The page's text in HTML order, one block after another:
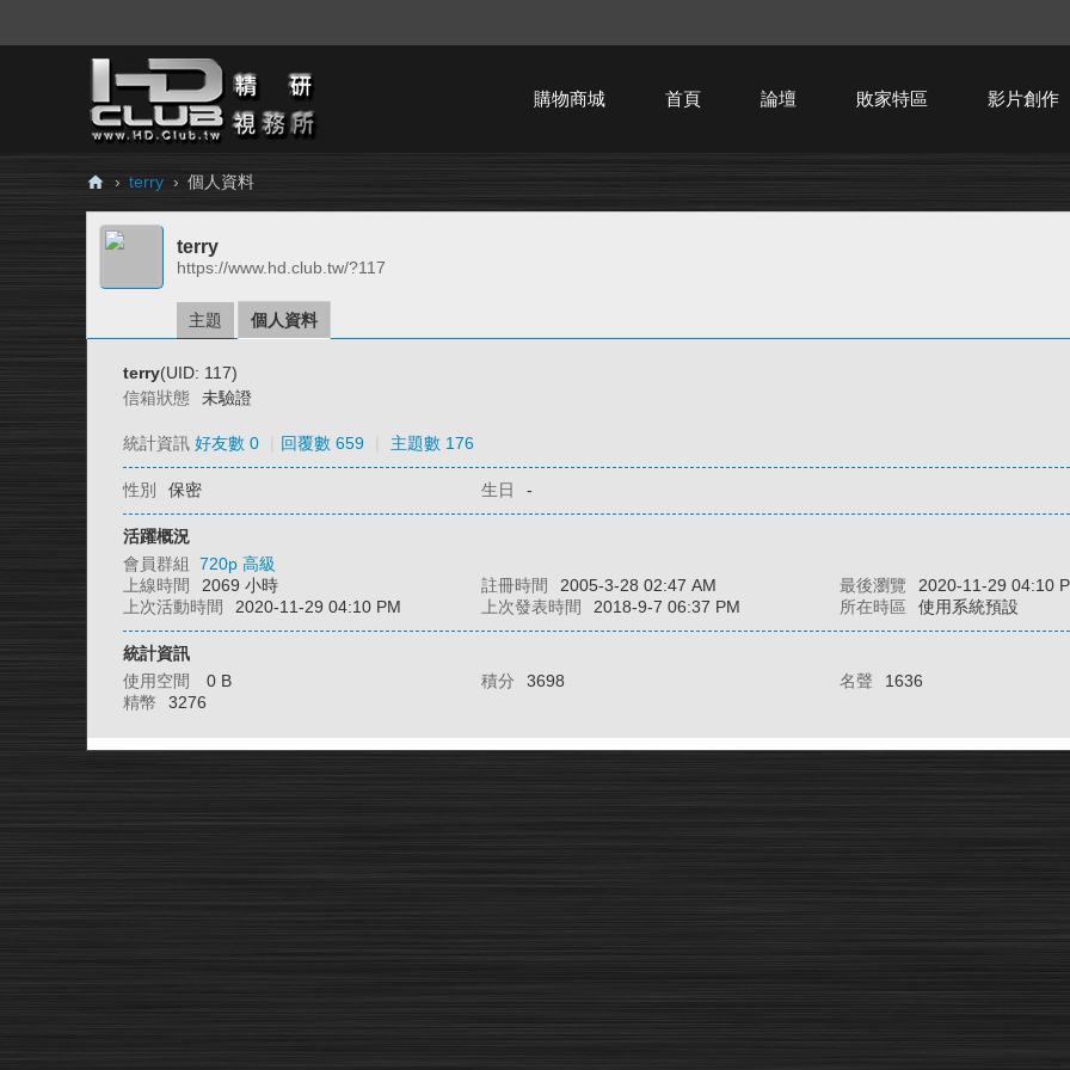
購物商城 首頁 論壇 敗家特區 影片創作
H
Cl
› terry › 個人資料
terry
https://www.hd.club.tw/?117
主題 個人資料
terry(UID: 117)
信箱狀態
未驗證
統計資訊 好友數 0 回覆數 659 主題數 176
性別 保密 生日 -
活躍概況
會員群組 720p 高級
上線時間
2069 小時 註冊時間 2005-3-28 02:47 AM 最後瀏覽
2020-11-29 04:10
上次活動時間
2020-11-29 04:10 PM 上次發表時間 2018-9-7 06:37 PM 所在時區 使用系統預設
統計資訊
使用空間
0 B 積分 3698 名聲
1636
精幣
3276